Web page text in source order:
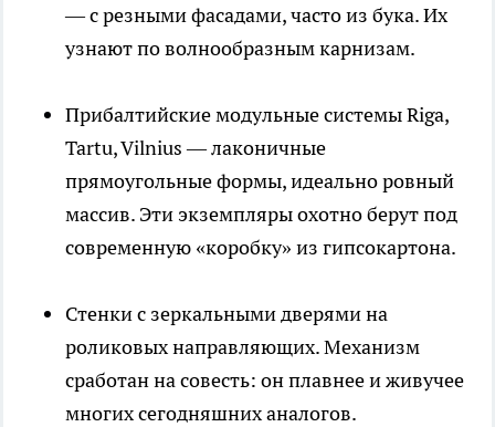
— с резными фасадами, часто из бука. Их
узнают по волнообразным карнизам.
Прибалтийские модульные системы Riga,
Tartu, Vilnius — лаконичные
прямоугольные формы, идеально ровный
массив. Эти экземпляры охотно берут под
современную «коробку» из гипсокартона.
Стенки с зеркальными дверями на
роликовых направляющих. Механизм
сработан на совесть: он плавнее и живучее
многих сегодняшних аналогов.